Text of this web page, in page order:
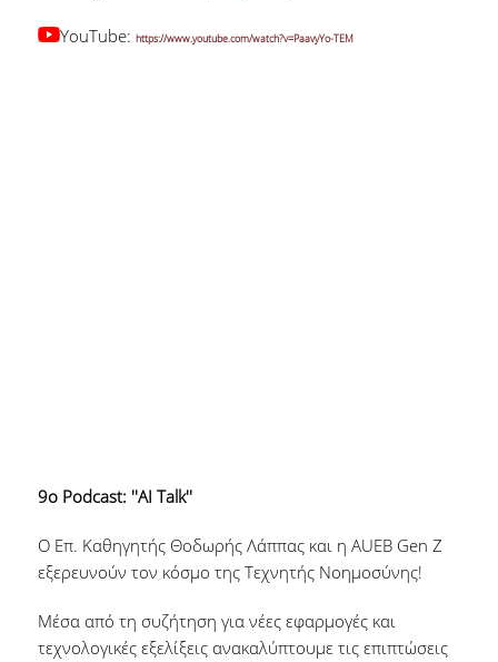
YouTube: https://www.youtube.com/watch?v=PaavyYo-TEM
9ο Podcast: ''AI Talk''
Ο Επ. Καθηγητής Θοδωρής Λάππας και η AUEB Gen Z
εξερευνούν τον κόσμο της Τεχνητής Νοημοσύνης!
Μέσα από τη συζήτηση για νέες εφαρμογές και
τεχνολογικές εξελίξεις ανακαλύπτουμε τις επιπτώσεις